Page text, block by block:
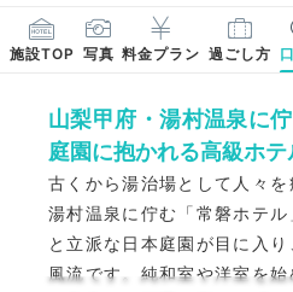
施設TOP 写真 料金プラン 過ごし方
山梨甲府・湯村温泉に
庭園に抱かれる高級ホテ
古くから湯治場として人々
湯村温泉に佇む「常磐ホテ
と立派な日本庭園が目に入
風流です。純和室や洋室を